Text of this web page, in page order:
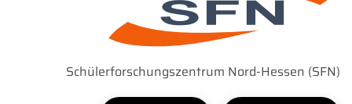
Schülerforschungszentrum Nord-Hessen (SFN)